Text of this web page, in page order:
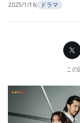
2025/1/16 ドラマ
この